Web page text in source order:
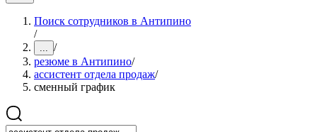
Поиск сотрудников в Антипино
/
... /
резюме в Антипино/
ассистент отдела продаж/
сменный график